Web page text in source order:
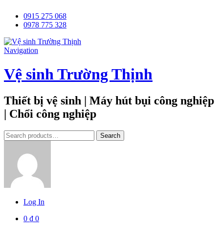
0915 275 068
0978 775 328
Navigation
Vệ sinh Trường Thịnh
Thiết bị vệ sinh | Máy hút bụi công nghiệp
| Chổi công nghiệp
Tìm
kiếm:
Search
Log In
0 ₫ 0